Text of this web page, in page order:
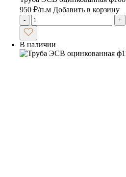
950 ₽/п.м Добавить в корзину
- +
В наличии